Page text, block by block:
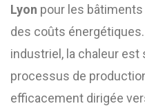
Lyon pour les
des coûts
industriel, la chaleur
processus de
efficacement dirigée